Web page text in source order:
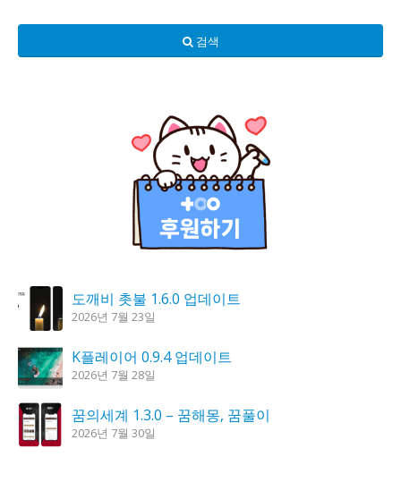
검색
도깨비 촛불 1.6.0 업데이트
2026년 7월 23일
K플레이어 0.9.4 업데이트
2026년 7월 28일
꿈의세계 1.3.0 – 꿈해몽, 꿈풀이
2026년 7월 30일